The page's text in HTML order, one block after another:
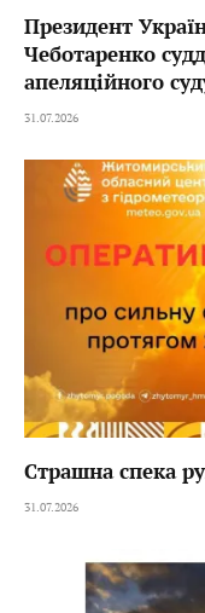
Президент
Чеботаренко
апеляційного
31.07.2026
Страшна спека
31.07.2026